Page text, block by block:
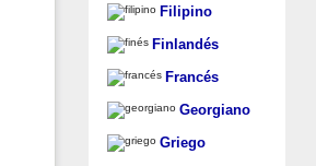
Filipino
Finlandés
Francés
Georgiano
Griego